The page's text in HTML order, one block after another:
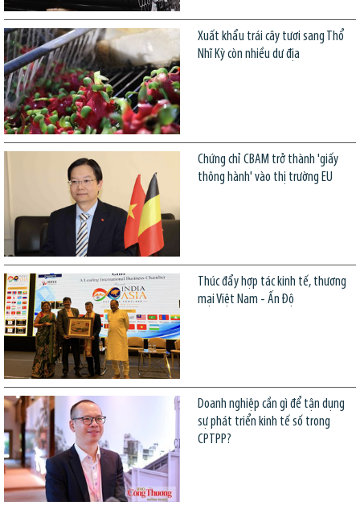
Xuất khẩu trái cây tươi sang Thổ
Nhĩ Kỳ còn nhiều dư địa
Chứng chỉ CBAM trở thành 'giấy
thông hành' vào thị trường EU
Thúc đẩy hợp tác kinh tế, thương
mại Việt Nam - Ấn Độ
Doanh nghiệp cần gì để tận dụng
sự phát triển kinh tế số trong
CPTPP?